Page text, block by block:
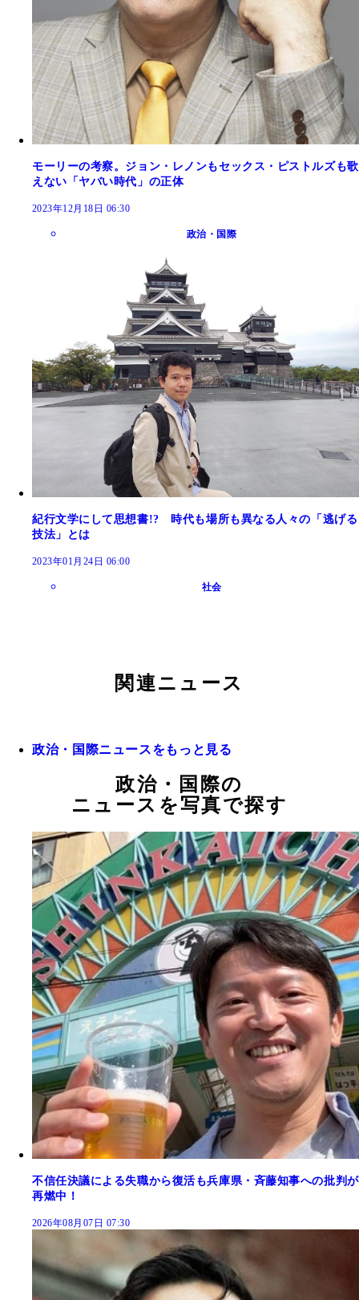
モーリーの考察。ジョン・レノンもセックス・ピストルズも歌
えない「ヤバい時代」の正体
2023年12月18日 06:30
政治・国際
紀行文学にして思想書!? 時代も場所も異なる人々の「逃げる
技法」とは
2023年01月24日 06:00
社会
関連ニュース
政治・国際ニュースをもっと見る
政治・国際の
ニュースを写真で探す
不信任決議による失職から復活も兵庫県・斉藤知事への批判が
再燃中！
2026年08月07日 07:30